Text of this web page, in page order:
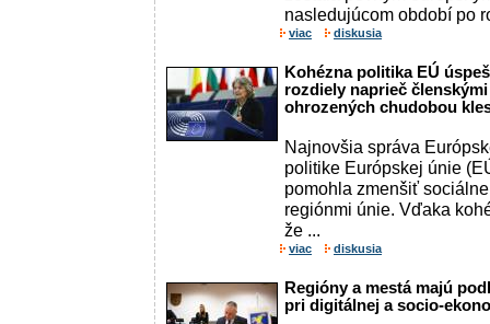
nasledujúcom období po
viac diskusia
Kohézna politika EÚ
rozdiely naprieč
ohrozených chudobou
Najnovšia správa
politike Európskej únie
pomohla zmenšiť
regiónmi únie. Vďaka
že ...
viac diskusia
Regióny a mestá majú
pri digitálnej a socio-